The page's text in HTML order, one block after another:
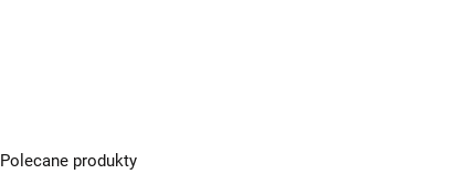
Polecane produkty